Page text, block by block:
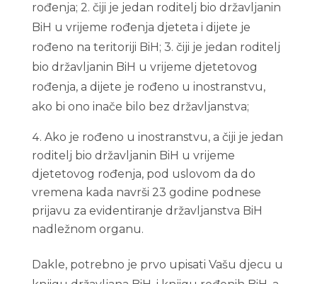
rođenja; 2. čiji je jedan roditelj bio državljanin
BiH u vrijeme rođenja djeteta i dijete je
rođeno na teritoriji BiH; 3. čiji je jedan roditelj
bio državljanin BiH u vrijeme djetetovog
rođenja, a dijete je rođeno u inostranstvu,
ako bi ono inače bilo bez državljanstva;
Ako je rođeno u inostranstvu, a čiji je jedan
roditelj bio državljanin BiH u vrijeme
djetetovog rođenja, pod uslovom da do
vremena kada navrši 23 godine podnese
prijavu za evidentiranje državljanstva BiH
nadležnom organu.
Dakle, potrebno je prvo upisati Vašu djecu u